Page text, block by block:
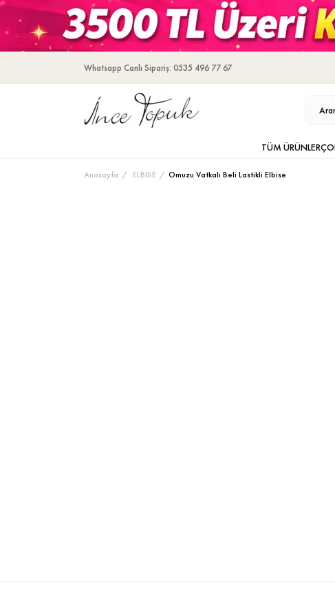
Whatsapp Canlı Sipariş: 0535 496 77 67
TÜM ÜRÜNLER
Anasayfa ELBİSE Omuzu Vatkalı Beli Lastikli Elbise